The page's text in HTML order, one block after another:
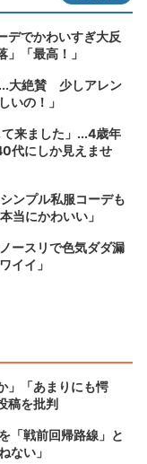
デでかわいすぎ大反
「最高！」
大絶賛 少しアレン
いの！」
来ました」...4歳年
代にしか見えませ
ンプル私服コーデも
当にかわいい」
ースリで色気ダダ漏
イイ」
」「あまりにも愕
稿を批判
「戦前回帰路線」と
ない」